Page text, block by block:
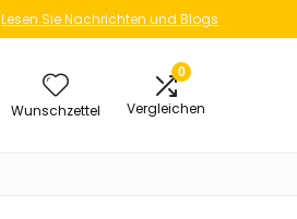
Lesen Sie Nachrichten und Blogs
Wunschzettel
0
Vergleichen